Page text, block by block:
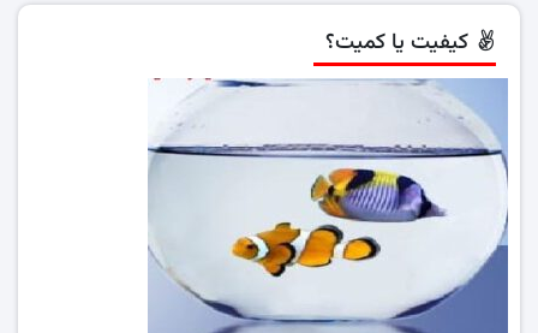
کیفیت یا کمیت؟